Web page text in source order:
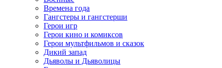
Времена года
Гангстеры и гангстерши
Герои игр
Герои кино и комиксов
Герои мультфильмов и сказок
Дикий запад
Дьяволы и Дьяволицы